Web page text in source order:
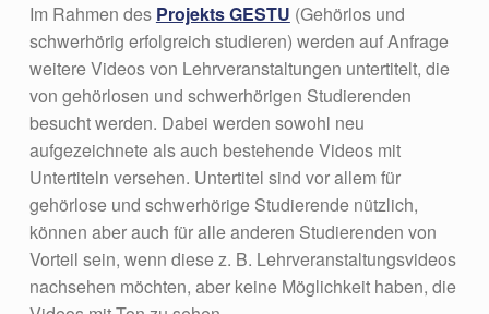
Im Rahmen des Projekts GESTU (Gehörlos und
schwerhörig erfolgreich studieren) werden auf Anfrage
weitere Videos von Lehrveranstaltungen untertitelt, die
von gehörlosen und schwerhörigen Studierenden
besucht werden. Dabei werden sowohl neu
aufgezeichnete als auch bestehende Videos mit
Untertiteln versehen. Untertitel sind vor allem für
gehörlose und schwerhörige Studierende nützlich,
können aber auch für alle anderen Studierenden von
Vorteil sein, wenn diese z. B. Lehrveranstaltungsvideos
nachsehen möchten, aber keine Möglichkeit haben, die